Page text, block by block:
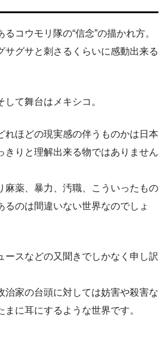
コウモリ隊の“信念”の描かれ方。
サグサと刺さるくらいに感動出来る
て舞台はメキシコ。
ほどの現実感の伴うものかは日本
きりと理解出来る物ではありません
薬、暴力、汚職、こういったもの
るのは間違いない世界なのでしょ
スなどの又聞きでしかなく申し訳
家の台頭に対しては妨害や殺害な
まに耳にするような世界です。